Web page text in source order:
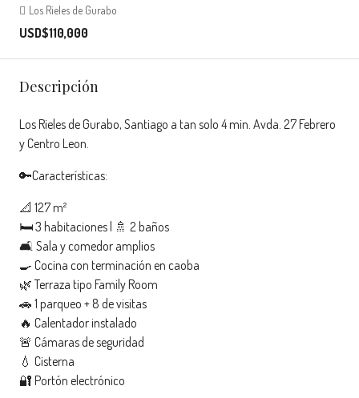
Los Rieles de Gurabo
USD$110,000
Descripción
Los Rieles de Gurabo, Santiago a tan solo 4 min. Avda. 27 Febrero
y Centro Leon.
🔑Características:
📐 127 m²
🛏️ 3 habitaciones | 🚿 2 baños
🛋️ Sala y comedor amplios
🍳 Cocina con terminación en caoba
🌿 Terraza tipo Family Room
🚗 1 parqueo + 8 de visitas
🔥 Calentador instalado
🚨 Cámaras de seguridad
💧 Cisterna
🔐 Portón electrónico